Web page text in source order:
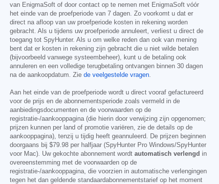
van EnigmaSoft of door contact op te nemen met EnigmaSoft vóór
het einde van de proefperiode van 7 dagen. Zo voorkomt u dat er
direct na afloop van uw proefperiode kosten in rekening worden
gebracht. Als u tijdens uw proefperiode annuleert, verliest u direct de
toegang tot SpyHunter. Als u om welke reden dan ook van mening
bent dat er kosten in rekening zijn gebracht die u niet wilde betalen
(bijvoorbeeld vanwege systeembeheer), kunt u de betaling ook
annuleren en een volledige terugbetaling ontvangen binnen 30 dagen
na de aankoopdatum. Zie de veelgestelde vragen.
Aan het einde van de proefperiode wordt u direct vooraf gefactureerd
voor de prijs en de abonnementsperiode zoals vermeld in de
aanbiedingsdocumenten en de voorwaarden op de
registratie-/aankooppagina (die hierin door verwijzing zijn opgenomen;
prijzen kunnen per land of promotie variëren, zie de details op de
aankooppagina), tenzij u tijdig heeft geannuleerd. De prijzen beginnen
doorgaans bij $79.98 per halfjaar (SpyHunter Pro Windows/SpyHunter
voor Mac). Uw gekochte abonnement wordt automatisch verlengd in
overeenstemming met de voorwaarden op de
registratie-/aankooppagina, die voorzien in automatische verlengingen
tegen het dan geldende standaardabonnementstarief op het moment